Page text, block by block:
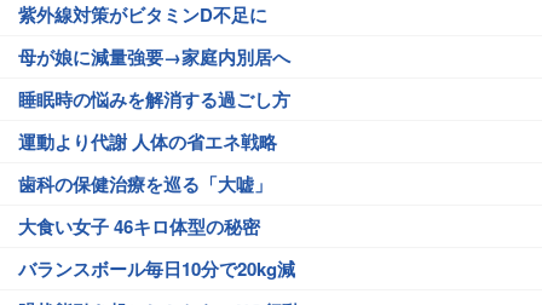
紫外線対策がビタミンD不足に
母が娘に減量強要→家庭内別居へ
睡眠時の悩みを解消する過ごし方
運動より代謝 人体の省エネ戦略
歯科の保健治療を巡る「大嘘」
大食い女子 46キロ体型の秘密
バランスボール毎日10分で20kg減